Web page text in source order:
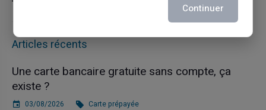
Articles récents
Une carte bancaire gratuite sans compte, ça
existe ?
03/08/2026 Carte prépayée
Continuer